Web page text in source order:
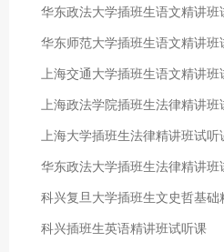
华东政法大学插班生语文精讲班
华东师范大学插班生语文精讲班
上海交通大学插班生语文精讲
上海政法学院插班生法律精讲
上海大学插班生法律精讲班试听
华东政法大学插班生法律精讲班
科兴复旦大学插班生文史哲基
科兴插班生英语精讲班试听课